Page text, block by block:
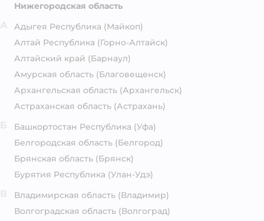
Нижегородская область
Адыгея Республика (Майкоп)
Алтай Республика (Горно-Алтайск)
Алтайский край (Барнаул)
Амурская область (Благовещенск)
Архангельская область (Архангельск)
Астраханская область (Астрахань)
Башкортостан Республика (Уфа)
Белгородская область (Белгород)
Брянская область (Брянск)
Бурятия Республика (Улан-Удэ)
Владимирская область (Владимир)
Волгоградская область (Волгоград)